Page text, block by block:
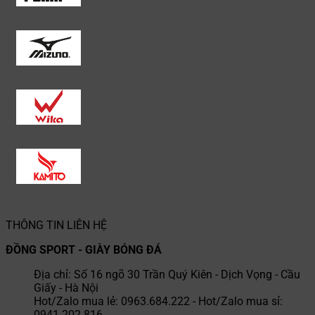
THÔNG TIN LIÊN HỆ
ĐỒNG SPORT - GIÀY BÓNG ĐÁ
Địa chỉ: Số 16 ngõ 30 Trần Quý Kiên - Dịch Vọng - Cầu
Giấy - Hà Nội
Hot/Zalo mua lẻ: 0963.684.222 - Hot/Zalo mua sỉ: